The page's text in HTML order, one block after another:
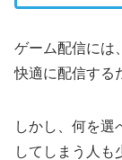
ゲーム配信には
快適に配信する
しかし、何を選
してしまう人も